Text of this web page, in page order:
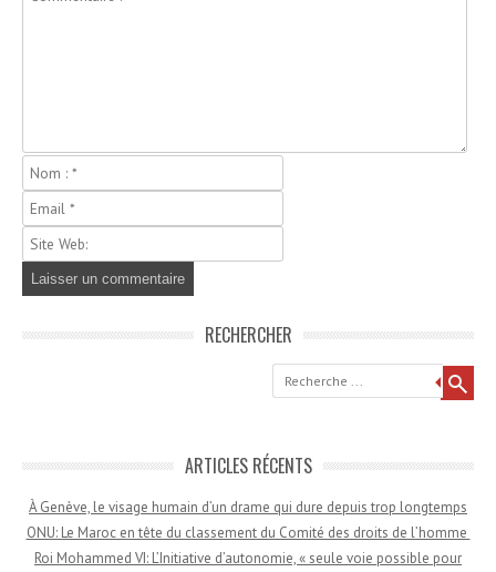
RECHERCHER
Recherche
ARTICLES RÉCENTS
À Genève, le visage humain d’un drame qui dure depuis trop longtemps
ONU: Le Maroc en tête du classement du Comité des droits de l’homme
Roi Mohammed VI: L’Initiative d’autonomie, « seule voie possible pour